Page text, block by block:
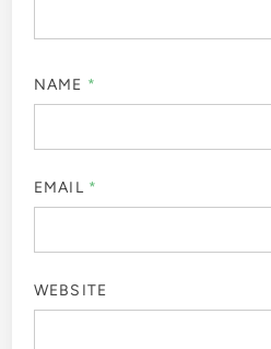
NAME *
EMAIL *
WEBSITE